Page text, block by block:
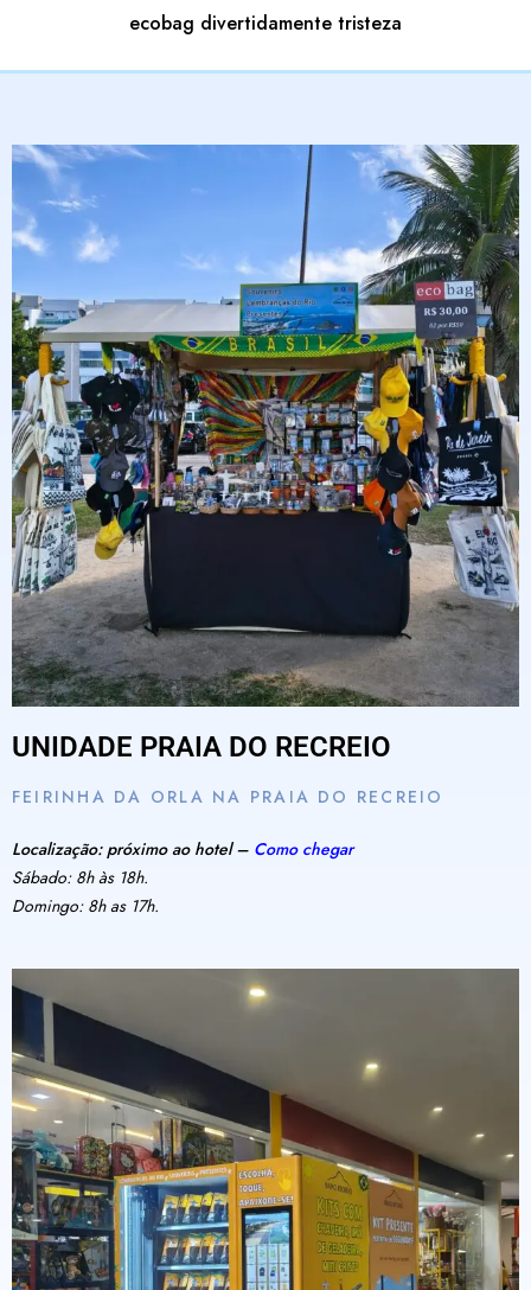
ecobag divertidamente tristeza
UNIDADE PRAIA DO RECREIO
FEIRINHA DA ORLA NA PRAIA DO RECREIO
Localização: próximo ao hotel – Como chegar
Sábado: 8h às 18h.
Domingo: 8h as 17h.